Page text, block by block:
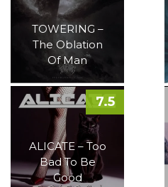
TOWERING –
The Oblation
Of Man
ALICATE – Too
Bad To Be
Good
7.5